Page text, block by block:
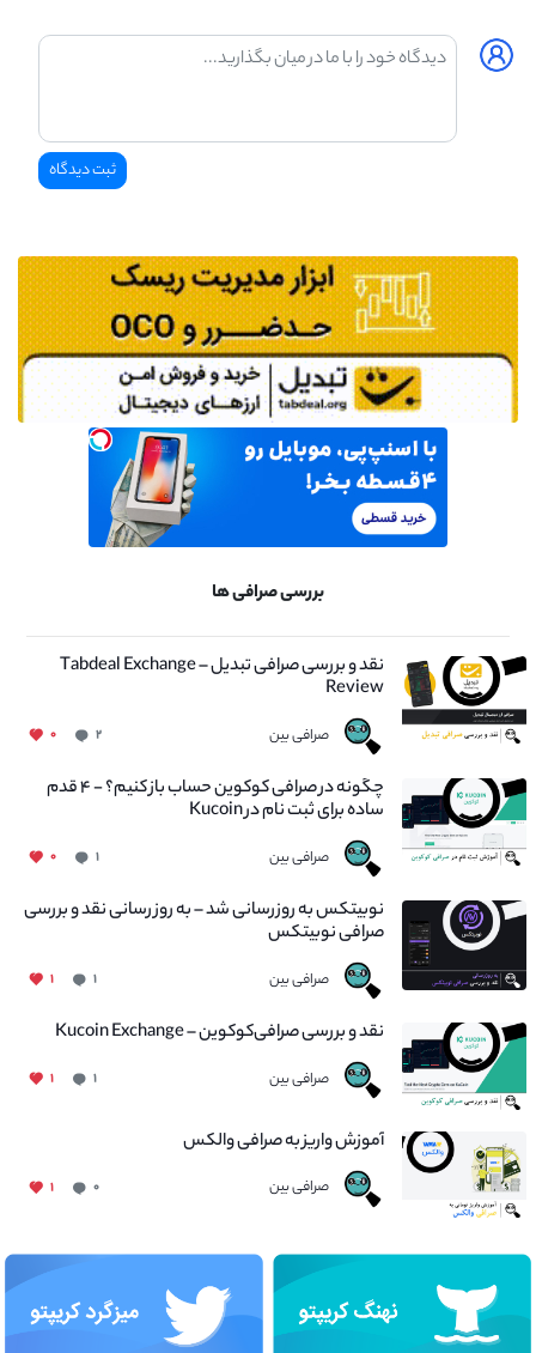
بررسی صرافی ها
نقد و بررسی صرافی تبدیل – Tabdeal Exchange
Review
صرافی بین ۲ ۰
چگونه در صرافی کوکوین حساب باز کنیم؟ - ۴ قدم
ساده برای ثبت نام در Kucoin
صرافی بین ۱ ۰
نوبیتکس به روزرسانی شد – به روز رسانی نقد و بررسی
صرافی نوبیتکس
صرافی بین ۱ ۱
نقد و بررسی صرافی‌کوکوین – Kucoin Exchange
صرافی بین ۱ ۱
آموزش واریز به صرافی والکس
صرافی بین ۰ ۱